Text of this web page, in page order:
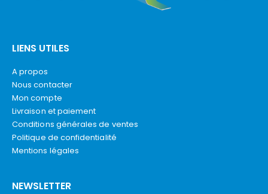
LIENS UTILES
A propos
Nous contacter
Mon compte
Livraison et paiement
Conditions générales de ventes
Politique de confidentialité
Mentions légales
NEWSLETTER